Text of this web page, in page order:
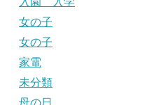
女の子
女の子
家電
未分類